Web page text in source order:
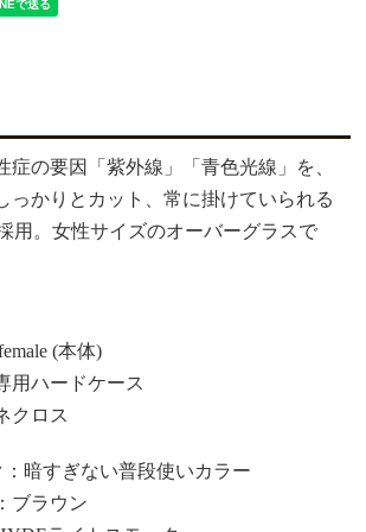
症の要因「紫外線」「青色光線」を、
っかりとカット、常に掛けていられる
用。女性サイズのオーバーグラスで
(本体)
用ハードケース
クロス
暗すぎない普段使いカラー
ブラウン